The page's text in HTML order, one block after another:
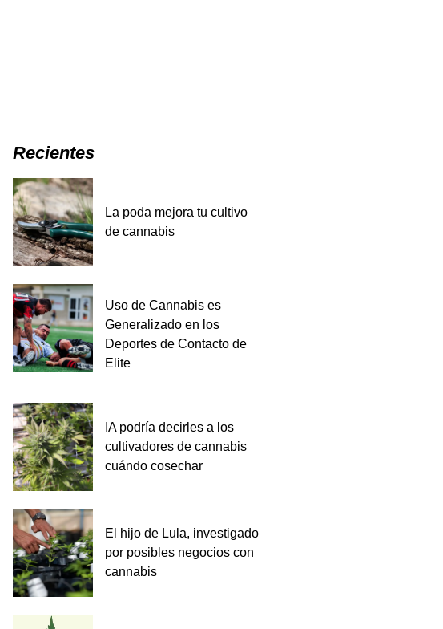
Recientes
La poda mejora tu cultivo
de cannabis
Uso de Cannabis es
Generalizado en los
Deportes de Contacto de
Elite
IA podría decirles a los
cultivadores de cannabis
cuándo cosechar
El hijo de Lula, investigado
por posibles negocios con
cannabis